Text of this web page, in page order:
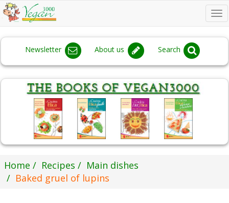
Newsletter About us Search
Home Recipes
Main dishes
Baked gruel of lupins